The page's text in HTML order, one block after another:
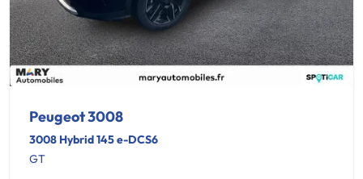
Peugeot 3008
3008 Hybrid 145 e-DCS6
GT